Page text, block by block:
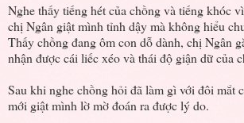
Nghe thấy tiếng hét của chồng và tiếng khóc
chị Ngân giật mình tỉnh dậy mà không hiểu
Thấy chồng đang ôm con dỗ dành, chị Ngân
nhận được cái liếc xéo và thái độ giận dữ của
Sau khi nghe chồng hỏi đã làm gì với đôi mắt
mới giật mình lờ mờ đoán ra được lý do.